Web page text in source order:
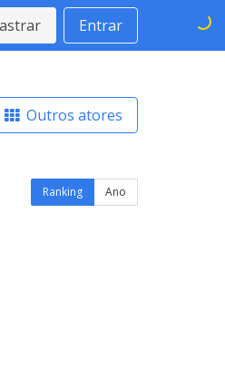
Entrar
Outros atores
Ranking Ano